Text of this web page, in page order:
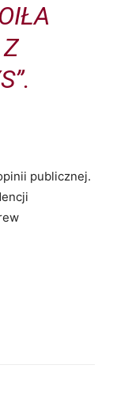
publicznej.